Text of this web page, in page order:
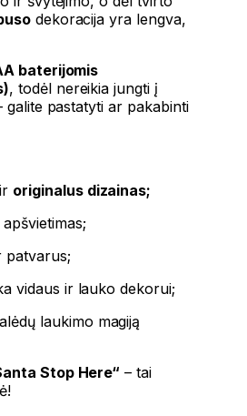
dekoracija yra lengva,
baterijomis
, todėl nereikia jungti į
galite pastatyti ar pakabinti
originalus dizainas;
patvarus;
vidaus ir lauko dekorui;
laukimo magiją
Stop Here“ – tai